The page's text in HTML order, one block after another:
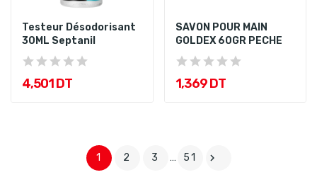
Testeur Désodorisant
30ML Septanil
4,501 DT
SAVON POUR MAIN
GOLDEX 60GR PECHE
1,369 DT
1 2 3 … 51 